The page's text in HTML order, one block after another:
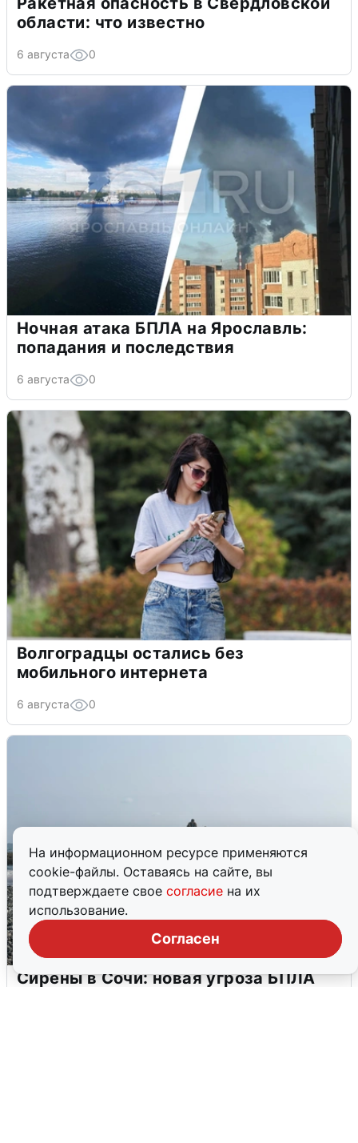
На информационном ресурсе применяются
cookie-файлы. Оставаясь на сайте, вы
подтверждаете свое согласие на их
использование.
Согласен
области: что известно
6 августа 0
Ночная атака БПЛА на Ярославль:
попадания и последствия
6 августа 0
Волгоградцы остались без
мобильного интернета
6 августа 0
Сирены в Сочи: новая угроза БПЛА